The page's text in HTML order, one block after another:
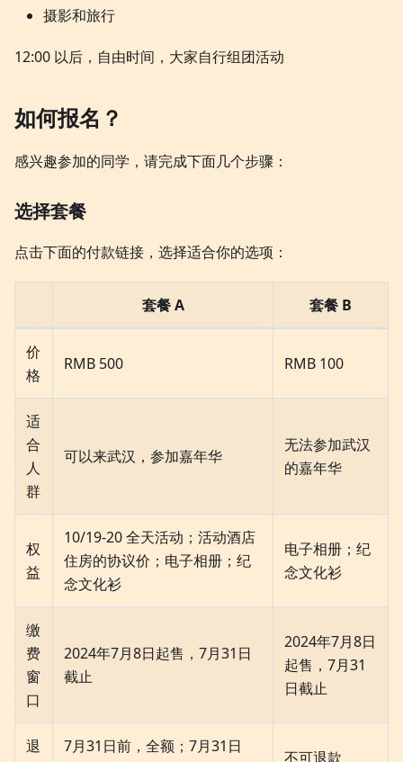
摄影和旅行
12:00 以后，自由时间，大家自行组团活动
如何报名？
感兴趣参加的同学，请完成下面几个步骤：
选择套餐
点击下面的付款链接，选择适合你的选项：
套餐 A 套餐 B
价
格
RMB 500 RMB 100
适
合
人
群
可以来武汉，参加嘉年华
无法参加武汉
的嘉年华
权
益
10/19-20 全天活动；活动酒店
住房的协议价；电子相册；纪
念文化衫
电子相册；纪
念文化衫
缴
费
窗
口
2024年7月8日起售，7月31日
截止
2024年7月8日
起售，7月31
日截止
退
7月31日前，全额；7月31日
不可退款